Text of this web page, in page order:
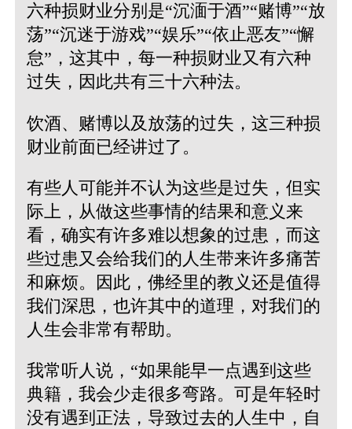
六种损财业分别是“沉湎于酒”“赌博”“放
荡”“沉迷于游戏”“娱乐”“依止恶友”“懈
怠”，这其中，每一种损财业又有六种
过失，因此共有三十六种法。
饮酒、赌博以及放荡的过失，这三种损
财业前面已经讲过了。
有些人可能并不认为这些是过失，但实
际上，从做这些事情的结果和意义来
看，确实有许多难以想象的过患，而这
些过患又会给我们的人生带来许多痛苦
和麻烦。因此，佛经里的教义还是值得
我们深思，也许其中的道理，对我们的
人生会非常有帮助。
我常听人说，“如果能早一点遇到这些
典籍，我会少走很多弯路。可是年轻时
没有遇到正法，导致过去的人生中，自